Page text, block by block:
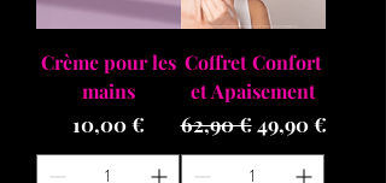
Crème pour les
mains
Prix
10,00 €
Coffret Confort
et Apaisement
Prix original
62,90 € Prix
49,90 €